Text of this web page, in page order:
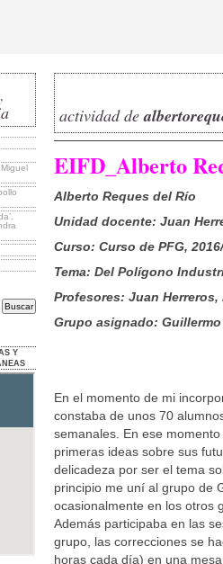
Y
actividad de
EIFD_Alberto
Alberto Reques del Río
Unidad docente: Juan
Curso: Curso de PFG,
Tema: Del Polígono
Profesores: Juan
Grupo asignado:
En el momento de mi
constaba de unos 70
semanales. En ese
primeras ideas sobre sus
delicadeza por ser el tema
principio me uní al grupo de
ocasionalmente en los otros
Además participaba en las
grupo, las correcciones se
horas cada día) en una